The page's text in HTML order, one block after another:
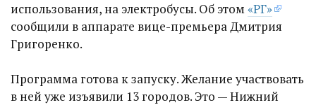
использования, на электробусы. Об этом«РГ»
сообщили в аппарате вице-премьера Дмитрия
Григоренко.
Программа готова к запуску. Желание участвовать
в ней уже изъявили 13 городов. Это — Нижний